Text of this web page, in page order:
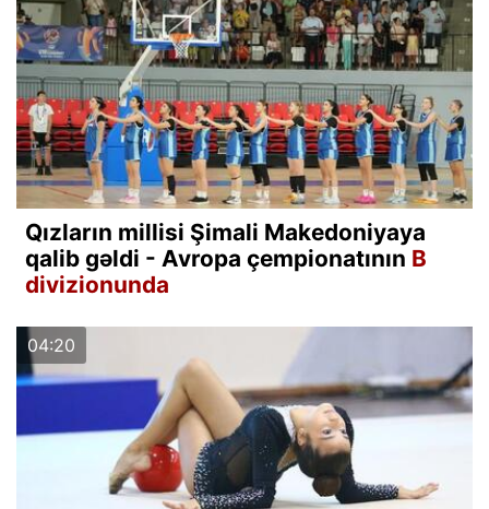
Qızların millisi Şimali Makedoniyaya
qalib gəldi - Avropa çempionatının B
divizionunda
04:20